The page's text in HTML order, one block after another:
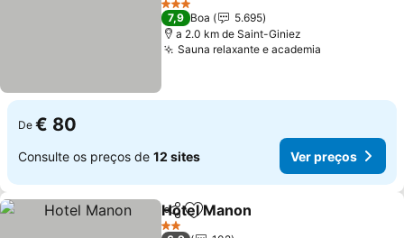
3 Estrelas
7,9 Boa
5.695
a 2.0 km de Saint-Giniez
Sauna relaxante e academia
De € 80
Consulte os preços de 12 sites Ver preços
PartilharAdicionar aos favoritos
Hotel Manon
2 Estrelas